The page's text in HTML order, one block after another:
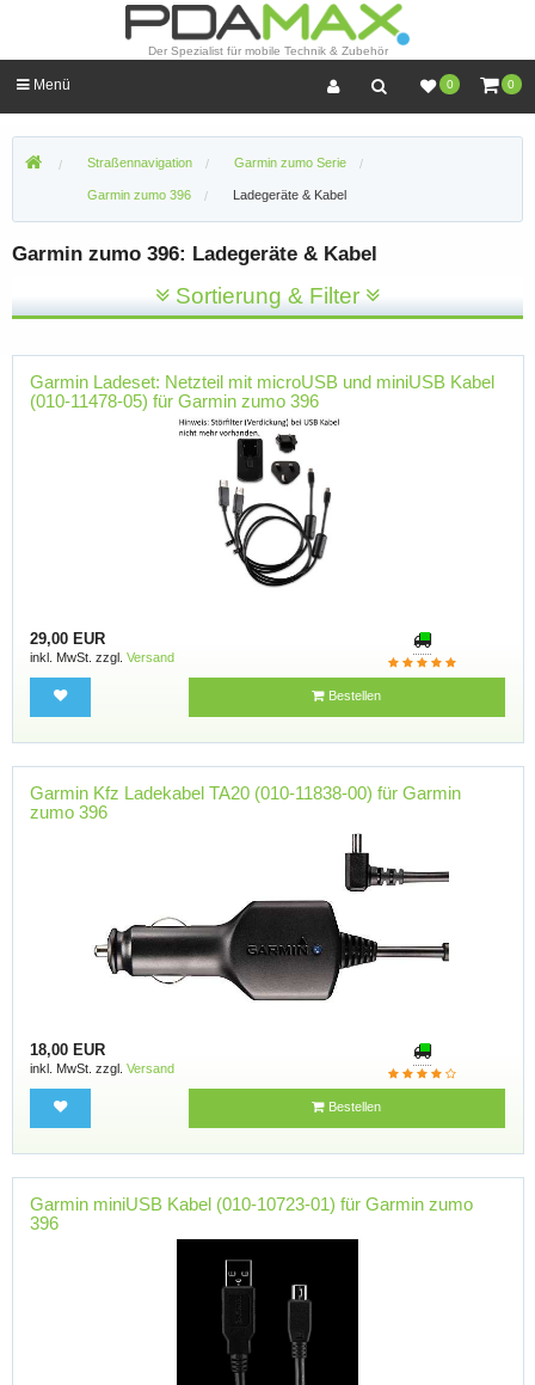
Der Spezialist für mobile Technik & Zubehör
0 0
Menü
Straßennavigation Garmin zumo Serie
Garmin zumo 396 Ladegeräte & Kabel
Garmin zumo 396: Ladegeräte & Kabel
Sortierung & Filter
Garmin Ladeset: Netzteil mit microUSB und miniUSB Kabel
(010-11478-05) für Garmin zumo 396
29,00 EUR
inkl. MwSt. zzgl. Versand
Bestellen
Garmin Kfz Ladekabel TA20 (010-11838-00) für Garmin
zumo 396
18,00 EUR
inkl. MwSt. zzgl. Versand
Bestellen
Garmin miniUSB Kabel (010-10723-01) für Garmin zumo
396